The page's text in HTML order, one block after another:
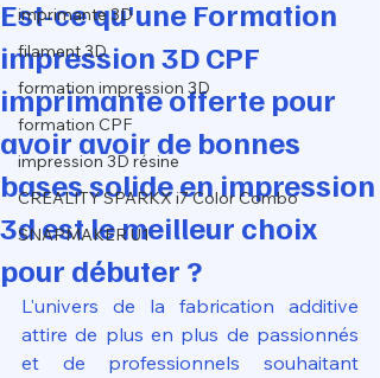
imprimante 3D
filament 3D
formation impression 3D
formation CPF
impression 3D résine
CREALITY SPARKX i7 Color Combo
SNAPMAKER U1
Est-ce qu'une Formation
impression 3D CPF
imprimante offerte pour
avoir avoir de bonnes
bases solide en impression
3d est le meilleur choix
pour débuter ?
L'univers de la fabrication additive
attire de plus en plus de passionnés
et de professionnels souhaitant